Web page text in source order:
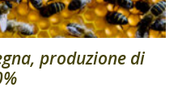
produzione di